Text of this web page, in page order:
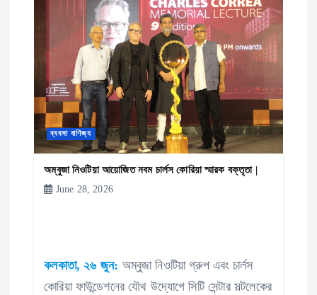
ব্যবসা বাণিজ্য
অম্বুজা নিওটিয়া আয়োজিত নবম চার্লস কোরিয়া স্মারক বক্তৃতা |
June 28, 2026
কলকাতা, ২৬ জুন: অম্বুজা নিওটিয়া গ্রুপ এবং চার্লস
কোরিয়া ফাউন্ডেশনের যৌথ উদ্যোগে সিটি সেন্টার সল্টলেকের